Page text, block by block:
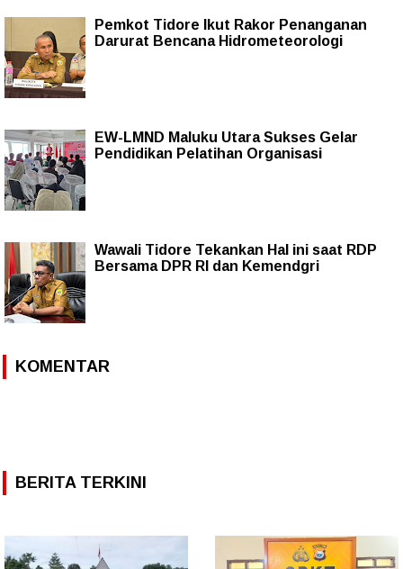
Pemkot Tidore Ikut Rakor Penanganan
Darurat Bencana Hidrometeorologi
EW-LMND Maluku Utara Sukses Gelar
Pendidikan Pelatihan Organisasi
Wawali Tidore Tekankan Hal ini saat RDP
Bersama DPR RI dan Kemendgri
KOMENTAR
BERITA TERKINI